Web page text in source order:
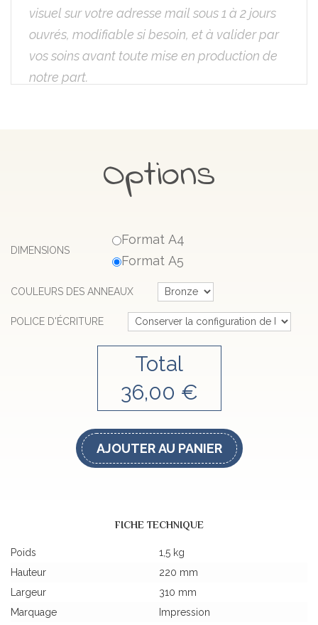
Options
DIMENSIONS
Format A4
Format A5
COULEURS DES ANNEAUX
POLICE D'ÉCRITURE
Total
36,00 €
AJOUTER AU PANIER
FICHE TECHNIQUE
Poids
1,5 kg
Hauteur
220 mm
Largeur
310 mm
Marquage
Impression